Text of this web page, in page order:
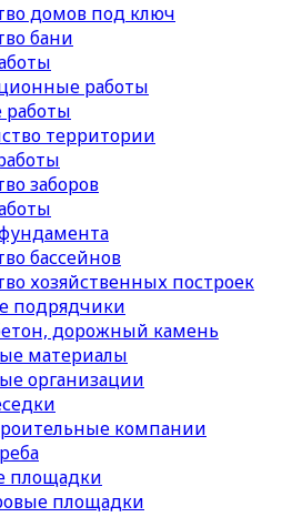
домов под ключ
бани
работы
работы
территории
заборов
бассейнов
хозяйственных построек
подрядчики
дорожный камень
материалы
организации
компании
площадки
площадки